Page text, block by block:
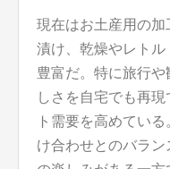
現在はお土産用の
漬け、乾燥やレト
豊富だ。特に旅行
しさを自宅でも再
ト需要を高めてい
け合わせとのバラ